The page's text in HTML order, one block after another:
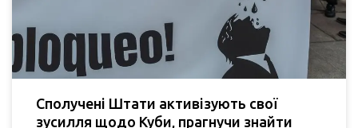
Сполучені Штати активізують свої
зусилля щодо Куби, прагнучи знайти